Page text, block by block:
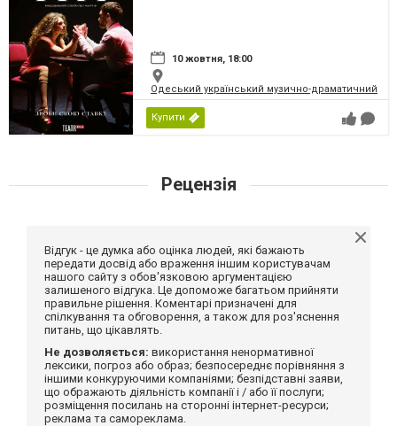
10 жовтня, 18:00
Одеський український музично-драматичний
Купити
Рецензія
Відгук - це думка або оцінка людей, які бажають
передати досвід або враження іншим користувачам
нашого сайту з обов'язковою аргументацією
залишеного відгука. Це допоможе багатьом прийняти
правильне рішення. Коментарі призначені для
спілкування та обговорення, а також для роз'яснення
питань, що цікавлять.
Не дозволяється: використання ненормативної
лексики, погроз або образ; безпосереднє порівняння з
іншими конкуруючими компаніями; безпідставні заяви,
що ображають діяльність компанії і / або її послуги;
розміщення посилань на сторонні інтернет-ресурси;
реклама та самореклама.